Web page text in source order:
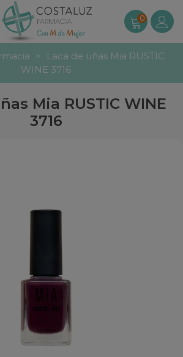
0
>
Laca de uñas Mia RUSTIC
WINE 3716
Mia RUSTIC WINE
3716